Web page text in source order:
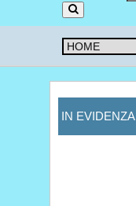
IN EVIDENZA